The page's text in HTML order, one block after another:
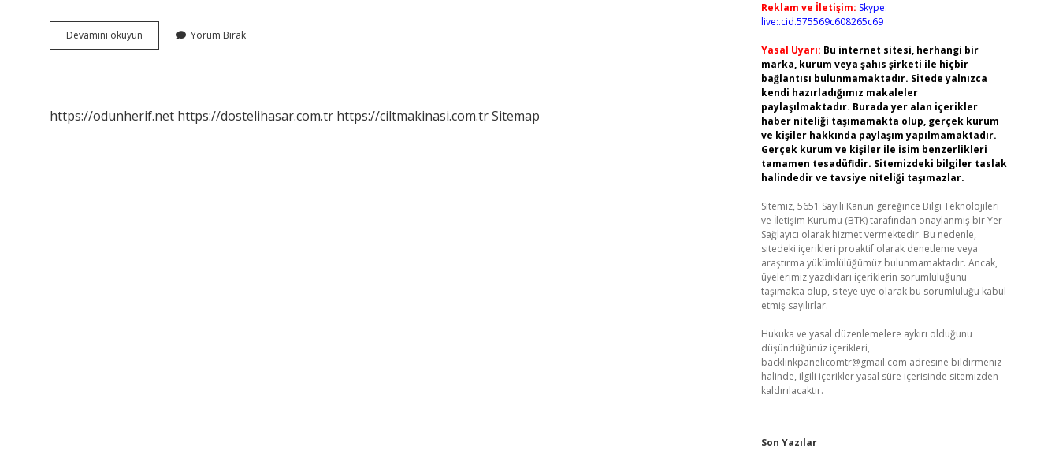
Devamını okuyun Ayırarak
Nasıl
Yorum Bırak
https://odunherif.net https://dostelihasar.com.tr https://ciltmakinasi.com.trSitemap
Reklam ve İletişim: Skype:
live:.cid.575569c608265c69
Yasal Uyarı: Bu internet sitesi, herhangi bir
marka, kurum veya şahıs şirketi ile hiçbir
bağlantısı bulunmamaktadır. Sitede yalnızca
kendi hazırladığımız makaleler
paylaşılmaktadır. Burada yer alan içerikler
haber niteliği taşımamakta olup, gerçek kurum
ve kişiler hakkında paylaşım yapılmamaktadır.
Gerçek kurum ve kişiler ile isim benzerlikleri
tamamen tesadüfidir. Sitemizdeki bilgiler taslak
halindedir ve tavsiye niteliği taşımazlar.
Sitemiz, 5651 Sayılı Kanun gereğince Bilgi Teknolojileri
ve İletişim Kurumu (BTK) tarafından onaylanmış bir Yer
Sağlayıcı olarak hizmet vermektedir. Bu nedenle,
sitedeki içerikleri proaktif olarak denetleme veya
araştırma yükümlülüğümüz bulunmamaktadır. Ancak,
üyelerimiz yazdıkları içeriklerin sorumluluğunu
taşımakta olup, siteye üye olarak bu sorumluluğu kabul
etmiş sayılırlar.
Hukuka ve yasal düzenlemelere aykırı olduğunu
düşündüğünüz içerikleri,
backlinkpanelicomtr@gmail.com adresine bildirmeniz
halinde, ilgili içerikler yasal süre içerisinde sitemizden
kaldırılacaktır.
Son Yazılar